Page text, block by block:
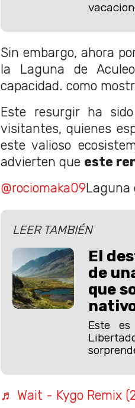
Sin embargo, ahora
la Laguna de
capacidad. como
Este resurgir ha
visitantes, quienes
este valioso
advierten que este
@rociomaka09Laguna
LEER TAMBIÉN
El
de
que
Este
♬ Wait - Kygo Remix